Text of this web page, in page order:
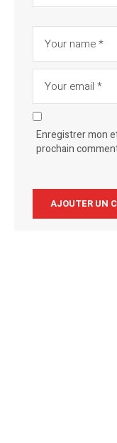
Enregistrer mon
prochain